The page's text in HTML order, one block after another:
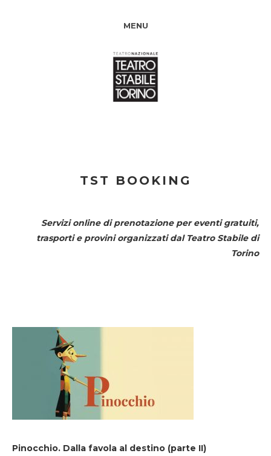
MENU
TST BOOKING
Servizi online di prenotazione per eventi gratuiti,
trasporti e provini organizzati dal Teatro Stabile di
Torino
Pinocchio. Dalla favola al destino (parte II)